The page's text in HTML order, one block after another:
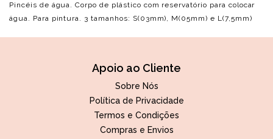
Pincéis de água. Corpo de plástico com reservatório para colocar
água. Para pintura. 3 tamanhos: S(03mm), M(05mm) e L(7,5mm)
Apoio ao Cliente
Sobre Nós
Política de Privacidade
Termos e Condições
Compras e Envios